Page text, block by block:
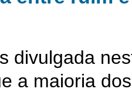
divulgada
a maioria